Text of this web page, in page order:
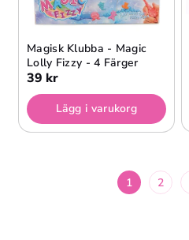
Magisk Klubba - Magic
Lolly Fizzy - 4 Färger
39 kr
Lägg i varukorg
1 2